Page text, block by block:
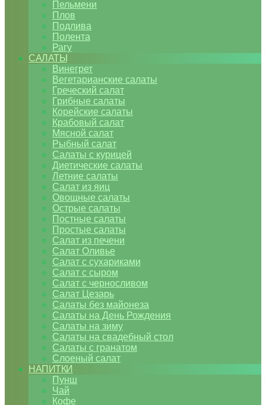
Пельмени
Плов
Подлива
Полента
Рагу
САЛАТЫ
Винегрет
Вегетарианские салаты
Греческий салат
Грибные салаты
Корейские салаты
Крабовый салат
Мясной салат
Рыбный салат
Салаты с курицей
Диетические салаты
Летние салаты
Салат из яиц
Овощные салаты
Острые салаты
Постные салаты
Простые салаты
Салат из печени
Салат Оливье
Салат с сухариками
Салат с сыром
Салат с черносливом
Салат Цезарь
Салаты без майонеза
Салаты на День Рождения
Салаты на зиму
Салаты на свадебный стол
Салаты с гранатом
Слоеный салат
НАПИТКИ
Пунш
Чай
Кофе